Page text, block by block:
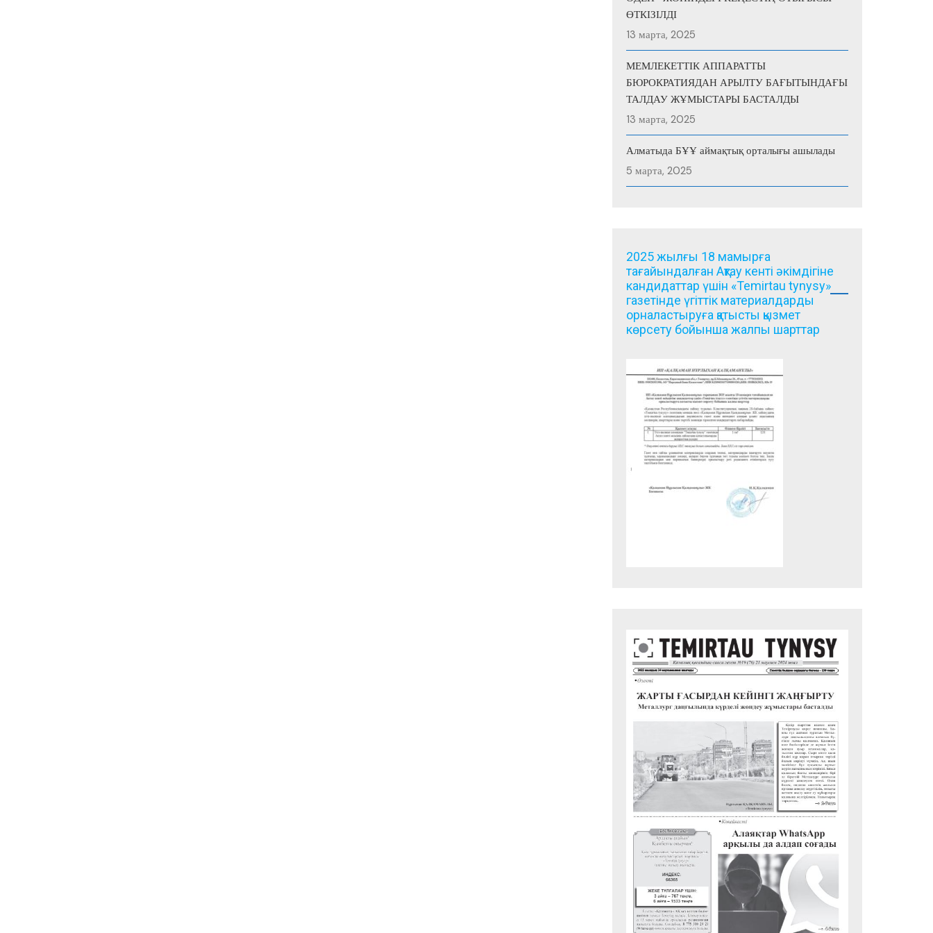
ӨТКІЗІЛДІ
13 марта, 2025
МЕМЛЕКЕТТІК АППАРАТТЫ
БЮРОКРАТИЯДАН АРЫЛТУ БАҒЫТЫНДАҒЫ
ТАЛДАУ ЖҰМЫСТАРЫ БАСТАЛДЫ
13 марта, 2025
Алматыда БҰҰ аймақтық орталығы ашылады
5 марта, 2025
2025 жылғы 18 мамырға
тағайындалған Ақтау кенті әкімдігіне
кандидаттар үшін «Temirtau tynysy»
газетінде үгіттік материалдарды
орналастыруға қатысты қызмет
көрсету бойынша жалпы шарттар